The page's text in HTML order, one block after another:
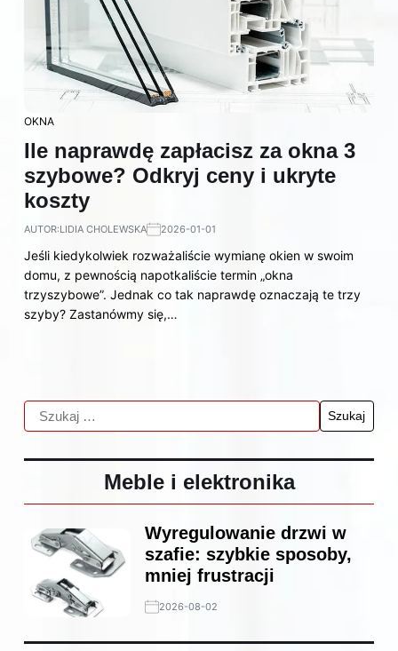
OKNA
Ile naprawdę zapłacisz za okna 3
szybowe? Odkryj ceny i ukryte
koszty
AUTOR:LIDIA CHOLEWSKA 2026-01-01
Jeśli kiedykolwiek rozważaliście wymianę okien w swoim
domu, z pewnością napotkaliście termin „okna
trzyszybowe”. Jednak co tak naprawdę oznaczają te trzy
szyby? Zastanówmy się,…
Meble i elektronika
Wyregulowanie drzwi w
szafie: szybkie sposoby,
mniej frustracji
2026-08-02